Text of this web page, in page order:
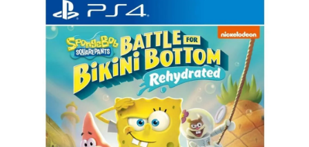
Ativar tradutor em libras